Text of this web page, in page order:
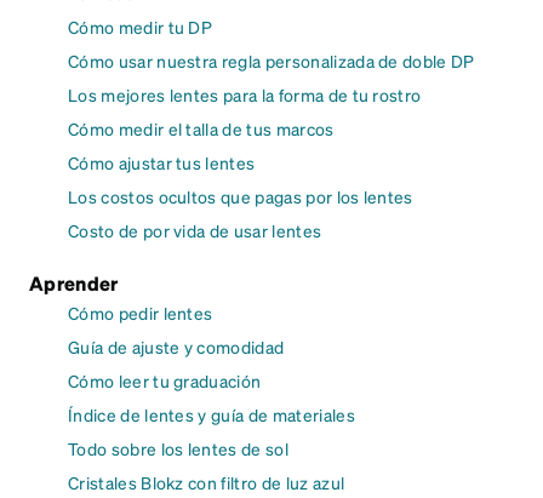
Cómo medir tu DP
Cómo usar nuestra regla personalizada de doble DP
Los mejores lentes para la forma de tu rostro
Cómo medir el talla de tus marcos
Cómo ajustar tus lentes
Los costos ocultos que pagas por los lentes
Costo de por vida de usar lentes
Aprender
Cómo pedir lentes
Guía de ajuste y comodidad
Cómo leer tu graduación
Índice de lentes y guía de materiales
Todo sobre los lentes de sol
Cristales Blokz con filtro de luz azul